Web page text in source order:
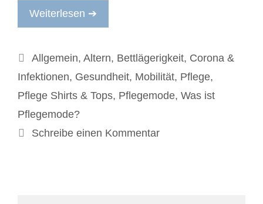
Weiterlesen ➔
Kategorien
Allgemein, Altern, Bettlägerigkeit, Corona &
Infektionen, Gesundheit, Mobilität, Pflege,
Pflege Shirts & Tops, Pflegemode, Was ist
Pflegemode?
Schreibe einen Kommentar